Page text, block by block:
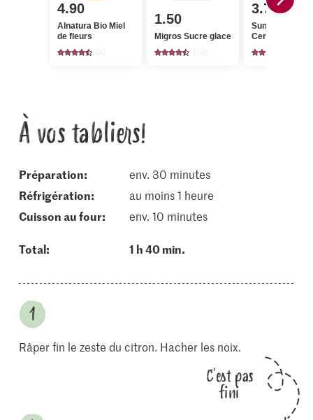
4.90
Alnatura Bio Miel
de fleurs
1.50
Migros Sucre glace
3.75
Sun Queen
Cerneaux de
À vos tabliers!
Préparation:
env. 30 minutes
réfrigération:
au moins 1 heure
cuisson au four:
env. 10 minutes
Total: 1 h 40 min.
Râper fin le zeste du citron. Hacher les noix.
C'est pas
fini